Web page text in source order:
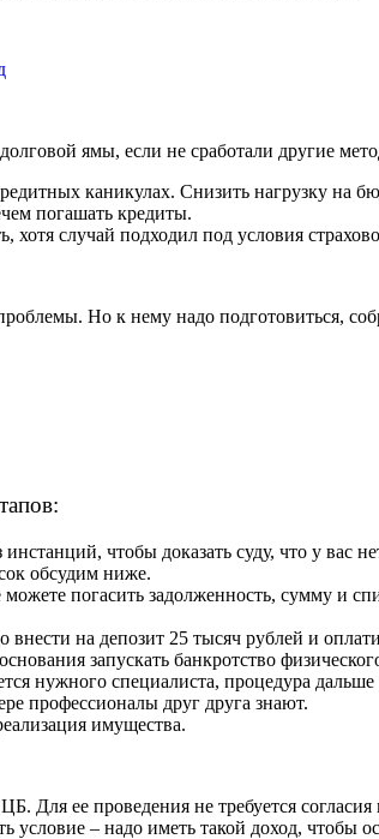
ямы, если не сработали другие
каникулах. Снизить нагрузку на
погашать кредиты.
хотя случай подходил под условия
Но к нему надо подготовиться,
чтобы доказать суду, что у вас
обсудим ниже.
погасить задолженность, сумму и
внести на депозит 25 тысяч рублей и
запускать банкротство
нужного специалиста, процедура
профессионалы друг друга знают.
имущества.
Для ее проведения не требуется
– надо иметь такой доход, чтобы